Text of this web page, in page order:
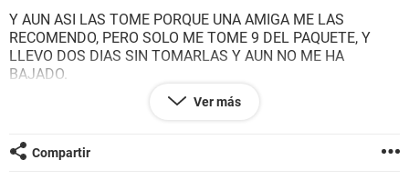
Y AUN ASI LAS TOME PORQUE UNA AMIGA ME LAS
RECOMENDO, PERO SOLO ME TOME 9 DEL PAQUETE, Y
LLEVO DOS DIAS SIN TOMARLAS Y AUN NO ME HA
BAJADO.
QUIERO SEGUIR TOMANDO LAS PASTILAS, SE QUE NO LAS
REGLA COMO DICEN LAS INDICACIONES PARA TOMARLAS
POR PRIMERA VEZ.
Ver más
Compartir